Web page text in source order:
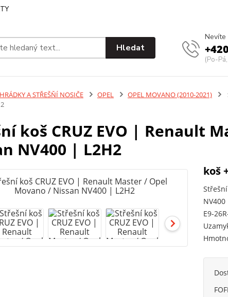
Hledat
Nevíte
(Po-
A STŘEŠŇÍ NOSIČE OPEL OPEL MOVANO (2010-2021)
koš CRUZ EVO | Renault
NV400 | L2H2
koš
E9-